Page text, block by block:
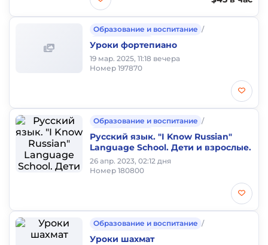
Образование и воспитание /
Частные уроки
Уроки фортепиано
19 мар. 2025, 11:18 вечера
Номер 197870
Образование и воспитание /
Частные уроки
Русский язык. "I Know Russian"
Language School. Дети и взрослые.
26 апр. 2023, 02:12 дня
Номер 180800
Образование и воспитание /
Частные уроки
Уроки шахмат